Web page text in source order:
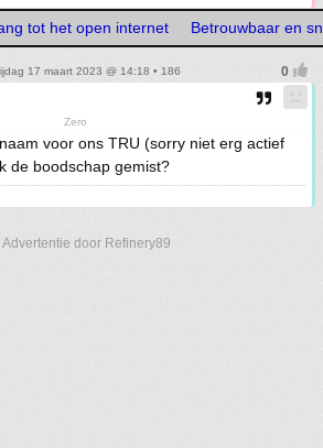
tot het open internet Betrouwbaar en
17 maart 2023 @ 14:18 • 186
Zero
voor ons TRU (sorry niet erg actief
de boodschap gemist?
door Refinery89